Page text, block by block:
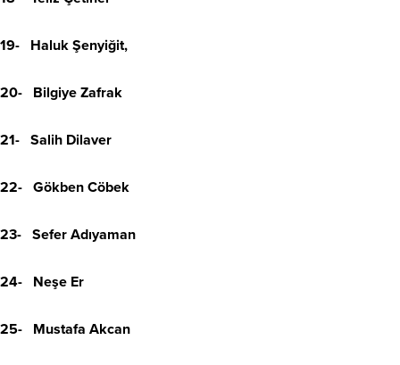
19- Haluk Şenyiğit,
20- Bilgiye Zafrak
21- Salih Dilaver
22- Gökben Cöbek
23- Sefer Adıyaman
24- Neşe Er
25- Mustafa Akcan